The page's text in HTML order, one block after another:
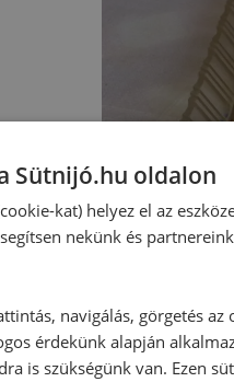
Sütnijó.hu oldalon
kat) helyez el az
nekünk és
navigálás, görgetés
érdekünk alapján
is szükségünk van. Ezen